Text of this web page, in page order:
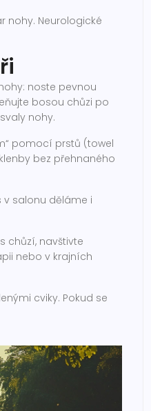
nohy. Neurologické
noste pevnou
bosou chůzi po
nohy.
pomocí prstů (towel
bez přehnaného
salonu děláme i
chůzí, navštivte
nebo v krajních
cviky. Pokud se